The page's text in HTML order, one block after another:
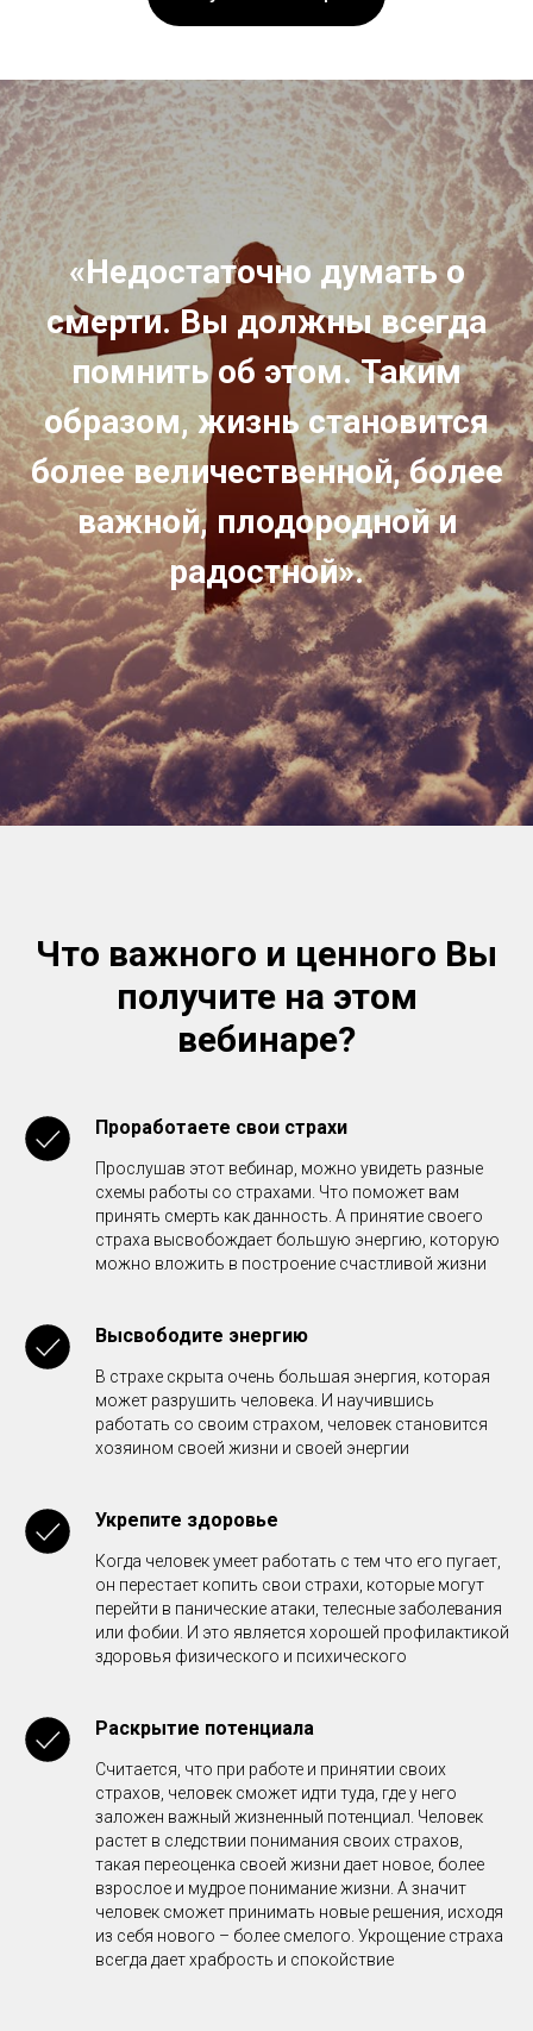
«Недостаточно думать о
смерти. Вы должны всегда
помнить об этом. Таким
образом, жизнь становится
более величественной, более
важной, плодородной и
радостной».
Что важного и ценного Вы
получите на этом
вебинаре?
Проработаете свои страхи
Прослушав этот вебинар, можно увидеть разные
схемы работы со страхами. Что поможет вам
принять смерть как данность. А принятие своего
страха высвобождает большую энергию, которую
можно вложить в построение счастливой жизни
Высвободите энергию
В страхе скрыта очень большая энергия, которая
может разрушить человека. И научившись
работать со своим страхом, человек становится
хозяином своей жизни и своей энергии
Укрепите здоровье
Когда человек умеет работать с тем что его пугает,
он перестает копить свои страхи, которые могут
перейти в панические атаки, телесные заболевания
или фобии. И это является хорошей профилактикой
здоровья физического и психического
Раскрытие потенциала
Считается, что при работе и принятии своих
страхов, человек сможет идти туда, где у него
заложен важный жизненный потенциал. Человек
растет в следствии понимания своих страхов,
такая переоценка своей жизни дает новое, более
взрослое и мудрое понимание жизни. А значит
человек сможет принимать новые решения, исходя
из себя нового – более смелого. Укрощение страха
всегда дает храбрость и спокойствие